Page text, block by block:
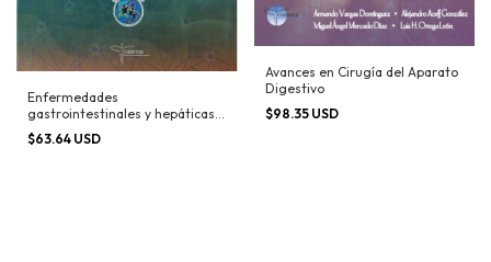
Enfermedades
gastrointestinales y hepáticas
en niños
$63.64 USD
Avances en Cirugía del Aparato
Digestivo
$98.35 USD